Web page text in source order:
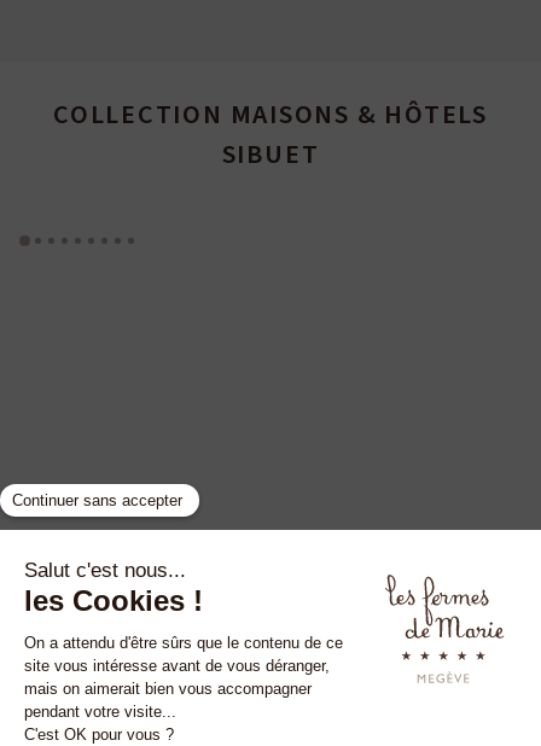
COLLECTION MAISONS & HÔTELS
SIBUET
GYP SEA HOTEL
SAINT BARTH - FRENCH WEST INDIES
LA BASTIDE DE MARIE
MÉNERBES - PROVENCE